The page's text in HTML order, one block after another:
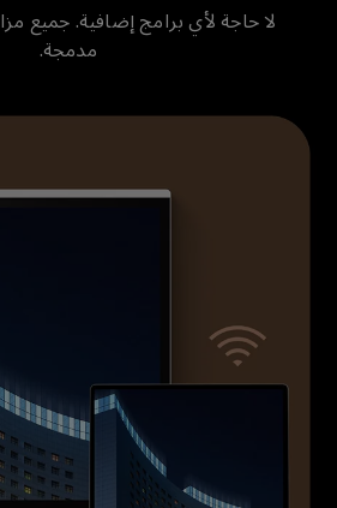
لا حاجة لأي برامج إضافية. جميع
مدمجة.